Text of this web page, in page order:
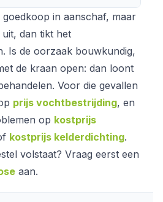
in aanschaf, maar
uit, dan tikt het
Is de oorzaak bouwkundig,
de kraan open: dan loont
Voor die gevallen
prijs vochtbestrijding, en
op kostprijs
kostprijs kelderdichting.
volstaat? Vraag eerst een
aan.